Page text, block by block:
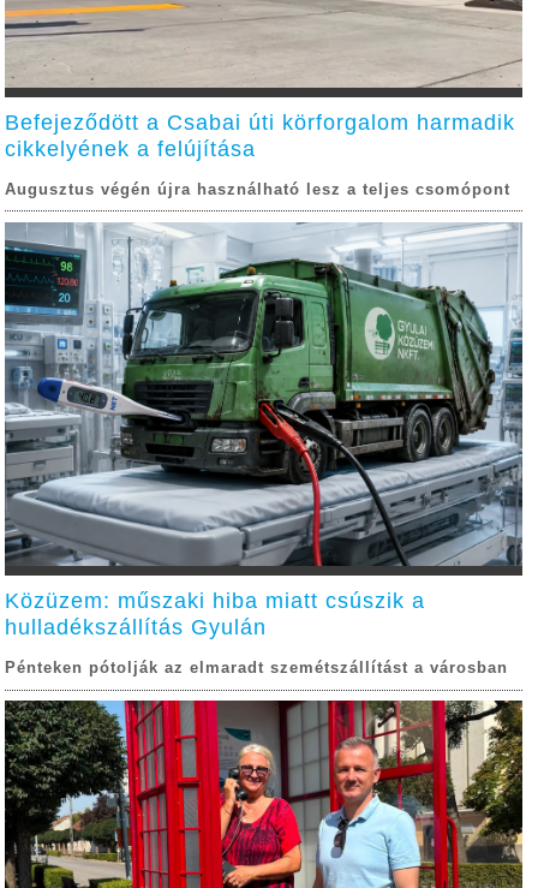
Befejeződött a Csabai úti körforgalom harmadik
cikkelyének a felújítása
Augusztus végén újra használható lesz a teljes csomópont
Közüzem: műszaki hiba miatt csúszik a
hulladékszállítás Gyulán
Pénteken pótolják az elmaradt szemétszállítást a városban